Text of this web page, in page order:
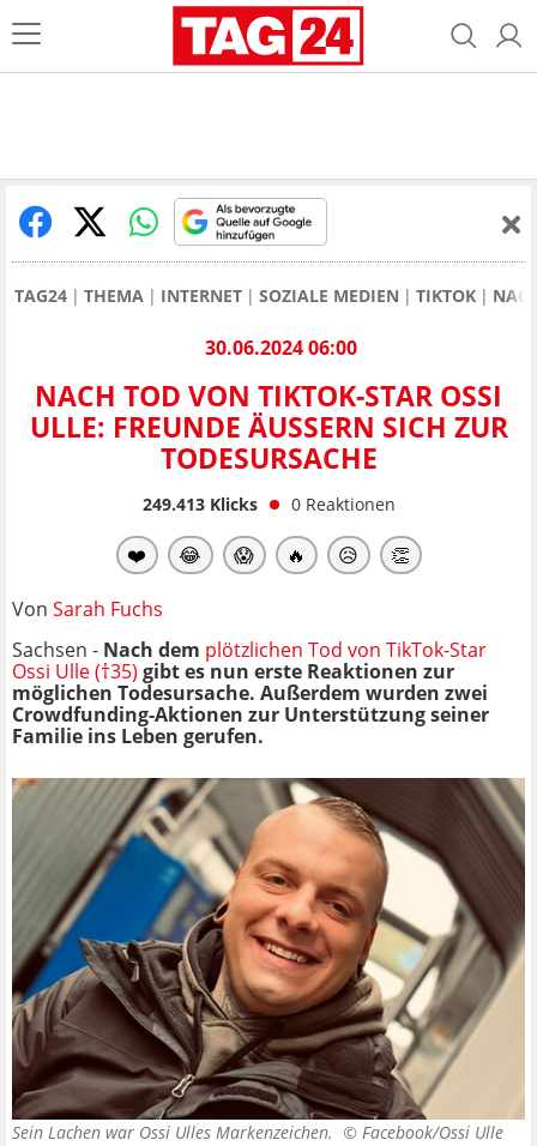
TAG24 THEMA INTERNET SOZIALE MEDIEN TIKTOK
30.06.2024 06:00
NACH TOD VON TIKTOK-STAR OSSI
ULLE: FREUNDE ÄUSSERN SICH ZUR T
ODESURSACHE
249.413Klicks 0 Reaktionen
❤️ 😂 😱 🔥 😥 👏
Von Sarah Fuchs
Sachsen - Nach dem plötzlichen Tod von TikTok-Star
Ossi Ulle (†35) gibt es nun erste Reaktionen zur
möglichen Todesursache. Außerdem wurden zwei
Crowdfunding-Aktionen zur Unterstützung seiner
Familie ins Leben gerufen.
Sein Lachen war Ossi Ulles Markenzeichen. © Facebook/Ossi Ulle